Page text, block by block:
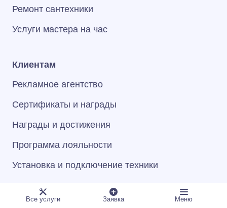
Ремонт сантехники
Услуги мастера на час
Клиентам
Рекламное агентство
Сертификаты и награды
Награды и достижения
Программа лояльности
Установка и подключение техники
Все услуги Заявка Меню